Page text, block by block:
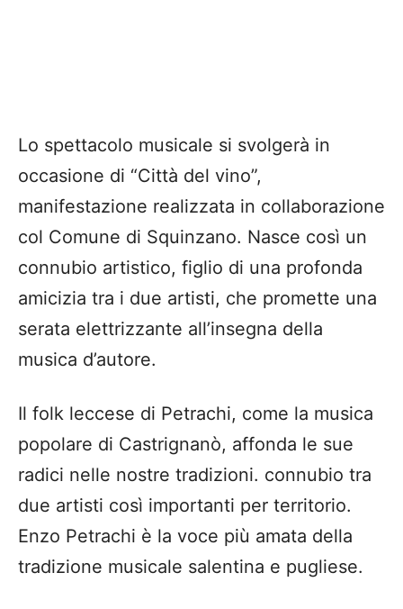
Lo spettacolo musicale si svolgerà in
occasione di “Città del vino”,
manifestazione realizzata in collaborazione
col Comune di Squinzano. Nasce così un
connubio artistico, figlio di una profonda
amicizia tra i due artisti, che promette una
serata elettrizzante all’insegna della
musica d’autore.
Il folk leccese di Petrachi, come la musica
popolare di Castrignanò, affonda le sue
radici nelle nostre tradizioni. connubio tra
due artisti così importanti per territorio.
Enzo Petrachi è la voce più amata della
tradizione musicale salentina e pugliese.